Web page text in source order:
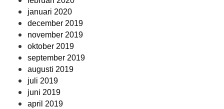
januari 2020
december 2019
november 2019
oktober 2019
september 2019
augusti 2019
juli 2019
juni 2019
april 2019